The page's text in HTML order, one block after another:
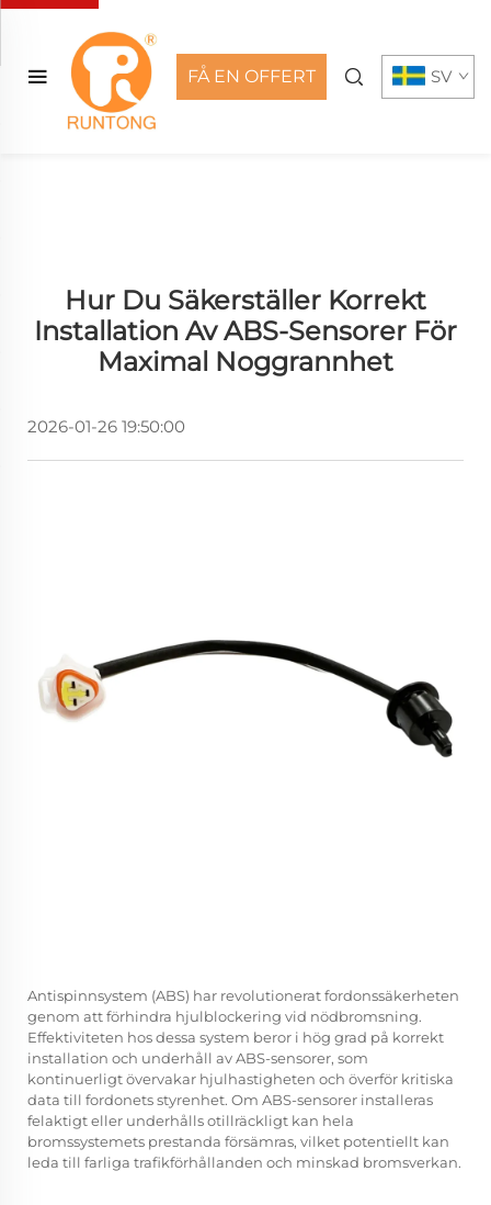
FÅ EN OFFERT SV
Hur Du Säkerställer Korrekt
Installation Av ABS-Sensorer För
Maximal Noggrannhet
2026-01-26 19:50:00
Antispinnsystem (ABS) har revolutionerat fordonssäkerheten
genom att förhindra hjulblockering vid nödbromsning.
Effektiviteten hos dessa system beror i hög grad på korrekt
installation och underhåll av ABS-sensorer, som
kontinuerligt övervakar hjulhastigheten och överför kritiska
data till fordonets styrenhet. Om ABS-sensorer installeras
felaktigt eller underhålls otillräckligt kan hela
bromssystemets prestanda försämras, vilket potentiellt kan
leda till farliga trafikförhållanden och minskad bromsverkan.